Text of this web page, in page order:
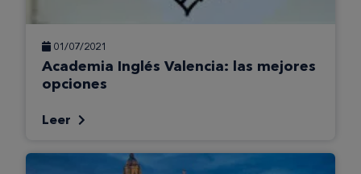
01/07/2021
Academia Inglés Valencia: las mejores
opciones
Leer